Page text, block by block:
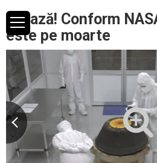
Groază! Conform
este pe moarte